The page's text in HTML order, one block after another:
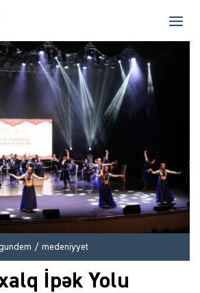
/ medeniyyet
İpək Yolu